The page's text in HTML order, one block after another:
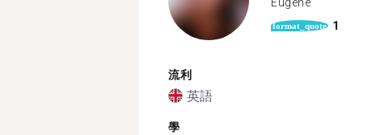
format_quote 1
流利
英語
學